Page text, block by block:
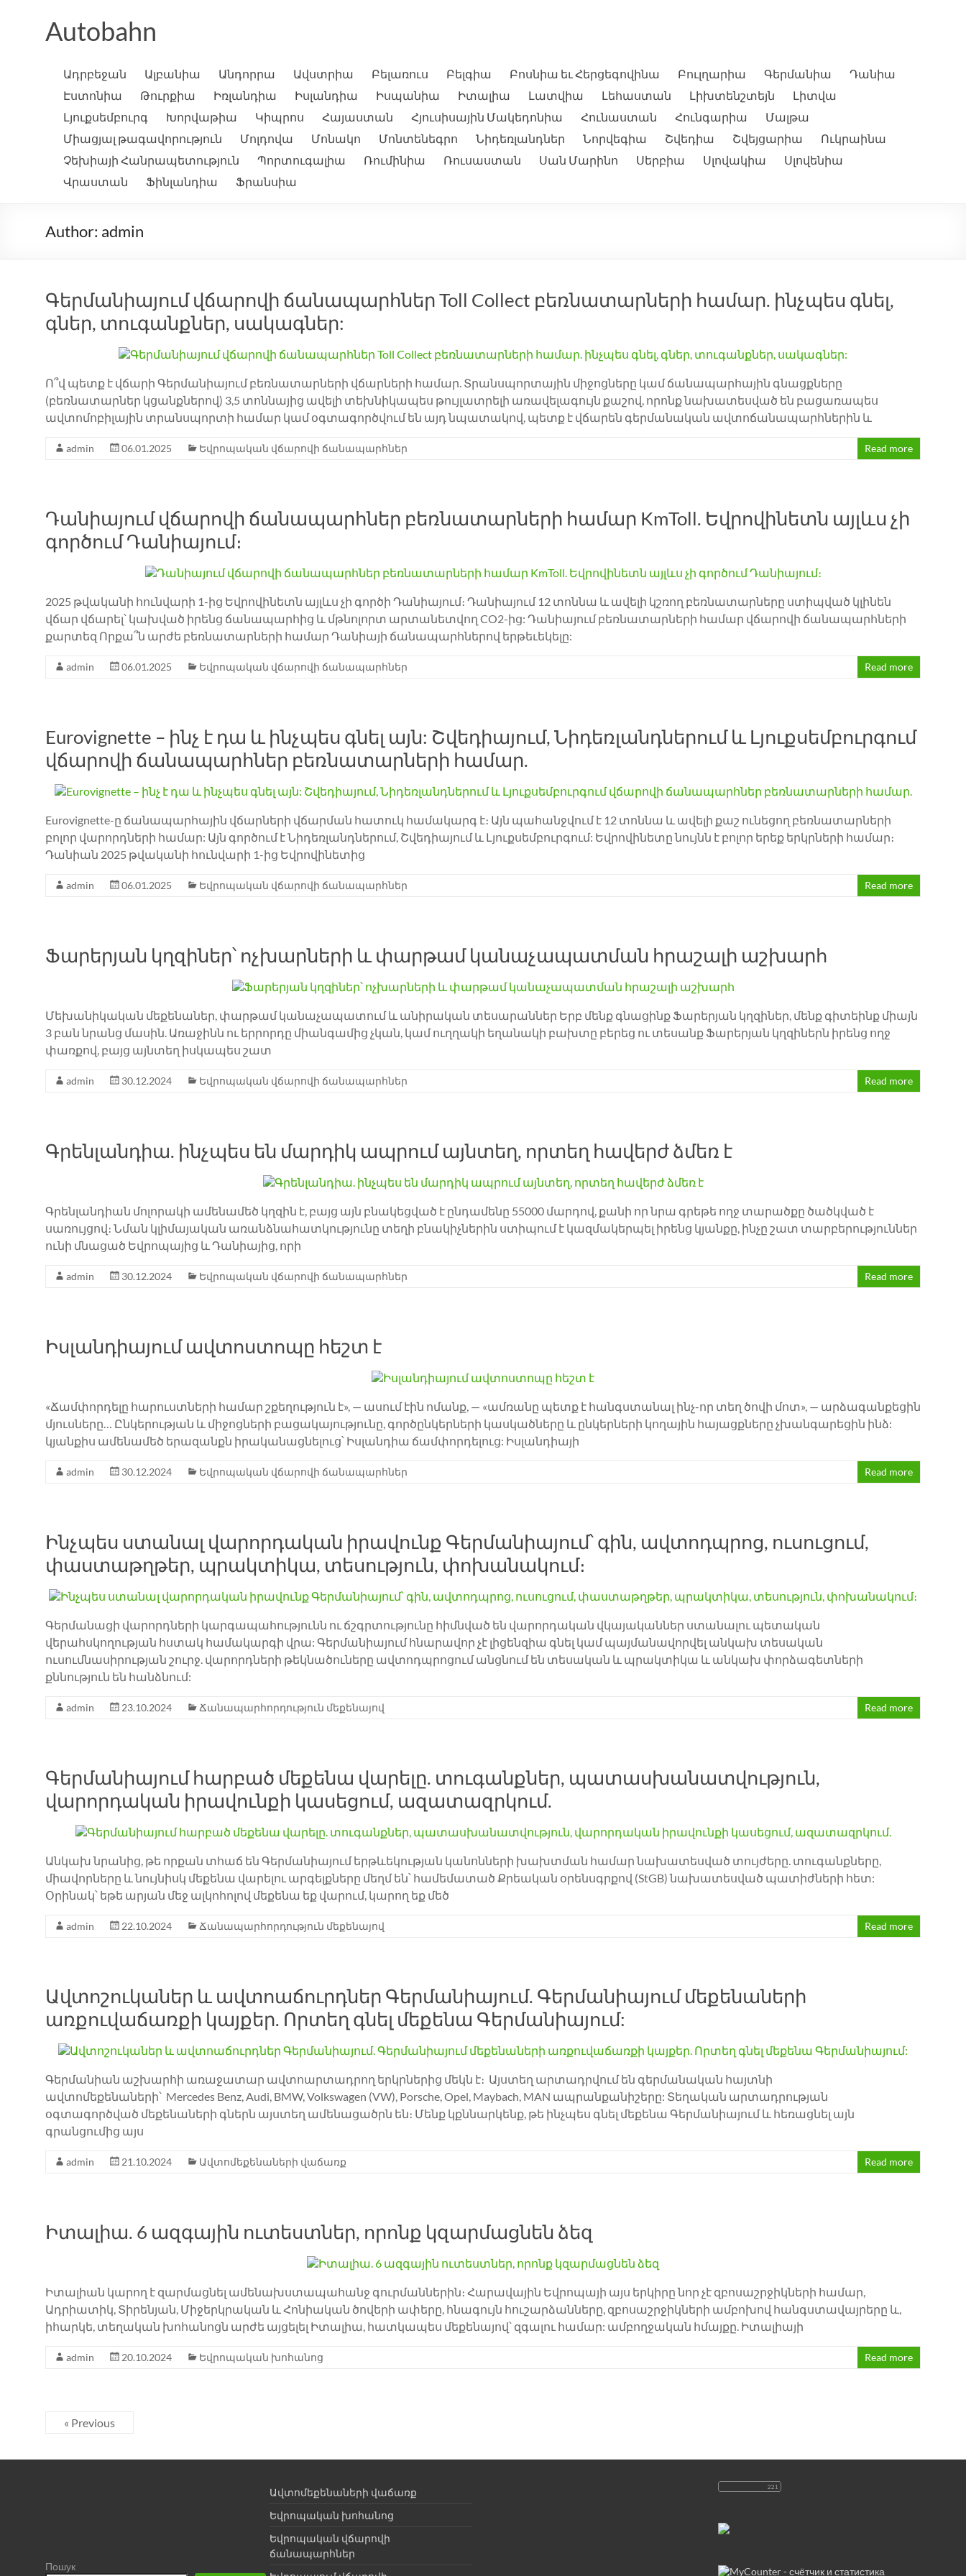
Autobahn
Ադրբեջան Ալբանիա Անդորրա Ավստրիա Բելառուս Բելգիա Բոսնիա եւ Հերցեգովինա Բուլղարիա Գերմանիա
Դանիա
Էստոնիա
Թուրքիա Իռլանդիա Իսլանդիա Իսպանիա Իտալիա Լատվիա Լեհաստան Լիխտենշտեյն
Լիտվա
Լյուքսեմբուրգ
Խորվաթիա Կիպրոս Հայաստան Հյուսիսային Մակեդոնիա Հունաստան Հունգարիա
Մալթա
Միացյալ թագավորություն
Մոլդովա Մոնակո Մոնտենեգրո Նիդեռլանդներ Նորվեգիա Շվեդիա Շվեյցարիա
Ուկրաինա
Չեխիայի Հանրապետություն
Պորտուգալիա Ռումինիա Ռուսաստան Սան Մարինո Սերբիա Սլովակիա
Սլովենիա
Վրաստան
Ֆինլանդիա Ֆրանսիա
Author: admin
Գերմանիայում վճարովի ճանապարհներ Toll Collect բեռնատարների համար. ինչպես գնել,
գներ, տուգանքներ, սակագներ:
Ո՞վ պետք է վճարի Գերմանիայում բեռնատարների վճարների համար. Տրանսպորտային միջոցները կամ ճանապարհային գնացքները
(բեռնատարներ կցանքներով) 3,5 տոննայից ավելի տեխնիկապես թույլատրելի առավելագույն քաշով, որոնք նախատեսված են բացառապես
ավտոմոբիլային տրանսպորտի համար կամ օգտագործվում են այդ նպատակով, պետք է վճարեն գերմանական ավտոճանապարհներին և
admin 06.01.2025 Եվրոպական վճարովի ճանապարհներ Read more
Դանիայում վճարովի ճանապարհներ բեռնատարների համար KmToll. Եվրովինետն այլևս չի
գործում Դանիայում։
2025 թվականի հունվարի 1-ից Եվրովինետն այլևս չի գործի Դանիայում։ Դանիայում 12 տոննա և ավելի կշռող բեռնատարները ստիպված կլինեն
վճար վճարել՝ կախված իրենց ճանապարհից և մթնոլորտ արտանետվող CO2-ից: Դանիայում բեռնատարների համար վճարովի ճանապարհների
քարտեզ Որքա՞ն արժե բեռնատարների համար Դանիայի ճանապարհներով երթեւեկելը:
admin 06.01.2025 Եվրոպական վճարովի ճանապարհներ Read more
Eurovignette – ինչ է դա և ինչպես գնել այն: Շվեդիայում, Նիդեռլանդներում և Լյուքսեմբուրգում
վճարովի ճանապարհներ բեռնատարների համար.
Eurovignette-ը ճանապարհային վճարների վճարման հատուկ համակարգ է։ Այն պահանջվում է 12 տոննա և ավելի քաշ ունեցող բեռնատարների
բոլոր վարորդների համար: Այն գործում է Նիդեռլանդներում, Շվեդիայում և Լյուքսեմբուրգում: Եվրովինետը նույնն է բոլոր երեք երկրների համար։
Դանիան 2025 թվականի հունվարի 1-ից Եվրովինետից
admin 06.01.2025 Եվրոպական վճարովի ճանապարհներ Read more
Ֆարերյան կղզիներ՝ ոչխարների և փարթամ կանաչապատման հրաշալի աշխարհ
Մեխանիկական մեքենաներ, փարթամ կանաչապատում և անիրական տեսարաններ Երբ մենք գնացինք Ֆարերյան կղզիներ, մենք գիտեինք միայն
3 բան նրանց մասին. Առաջինն ու երրորդը միանգամից չկան, կամ ուղղակի եղանակի բախտը բերեց ու տեսանք Ֆարերյան կղզիներն իրենց ողջ
փառքով, բայց այնտեղ իսկապես շատ
admin 30.12.2024 Եվրոպական վճարովի ճանապարհներ Read more
Գրենլանդիա. ինչպես են մարդիկ ապրում այնտեղ, որտեղ հավերժ ձմեռ է
Գրենլանդիան մոլորակի ամենամեծ կղզին է, բայց այն բնակեցված է ընդամենը 55000 մարդով, քանի որ նրա գրեթե ողջ տարածքը ծածկված է
սառույցով։ Նման կլիմայական առանձնահատկությունը տեղի բնակիչներին ստիպում է կազմակերպել իրենց կյանքը, ինչը շատ տարբերություններ
ունի մնացած Եվրոպայից և Դանիայից, որի
admin 30.12.2024 Եվրոպական վճարովի ճանապարհներ Read more
Իսլանդիայում ավտոստոպը հեշտ է
«Ճամփորդելը հարուստների համար շքեղություն է», — ասում էին ոմանք, — «ամռանը պետք է հանգստանալ ինչ-որ տեղ ծովի մոտ», — արձագանքեցին
մյուսները… Ընկերության և միջոցների բացակայությունը, գործընկերների կասկածները և ընկերների կողային հայացքները չխանգարեցին ինձ:
կյանքիս ամենամեծ երազանքն իրականացնելուց՝ Իսլանդիա ճամփորդելուց: Իսլանդիայի
admin 30.12.2024 Եվրոպական վճարովի ճանապարհներ Read more
Ինչպես ստանալ վարորդական իրավունք Գերմանիայում՝ գին, ավտոդպրոց, ուսուցում,
փաստաթղթեր, պրակտիկա, տեսություն, փոխանակում։
Գերմանացի վարորդների կարգապահությունն ու ճշգրտությունը հիմնված են վարորդական վկայականներ ստանալու պետական ​​
վերահսկողության հստակ համակարգի վրա: Գերմանիայում հնարավոր չէ լիցենզիա գնել կամ պայմանավորվել անկախ տեսական
ուսումնասիրության շուրջ. վարորդների թեկնածուները ավտոդպրոցում անցնում են տեսական և պրակտիկա և անկախ փորձագետների
քննություն են հանձնում:
admin 23.10.2024 Ճանապարհորդություն մեքենայով Read more
Գերմանիայում հարբած մեքենա վարելը. տուգանքներ, պատասխանատվություն,
վարորդական իրավունքի կասեցում, ազատազրկում.
Անկախ նրանից, թե որքան տհաճ են Գերմանիայում երթևեկության կանոնների խախտման համար նախատեսված տույժերը. տուգանքները,
միավորները և նույնիսկ մեքենա վարելու արգելքները մեղմ են՝ համեմատած Քրեական օրենսգրքով (StGB) նախատեսված պատիժների հետ:
Օրինակ՝ եթե արյան մեջ ալկոհոլով մեքենա եք վարում, կարող եք մեծ
admin 22.10.2024 Ճանապարհորդություն մեքենայով Read more
Ավտոշուկաներ և ավտոաճուրդներ Գերմանիայում. Գերմանիայում մեքենաների
առքուվաճառքի կայքեր. Որտեղ գնել մեքենա Գերմանիայում:
Գերմանիան աշխարհի առաջատար ավտոարտադրող երկրներից մեկն է։ Այստեղ արտադրվում են գերմանական հայտնի
ավտոմեքենաների՝ Mercedes Benz, Audi, BMW, Volkswagen (VW), Porsche, Opel, Maybach, MAN ապրանքանիշերը: Տեղական արտադրության
օգտագործված մեքենաների գներն այստեղ ամենացածրն են։ Մենք կքննարկենք, թե ինչպես գնել մեքենա Գերմանիայում և հեռացնել այն
գրանցումից այս
admin 21.10.2024 Ավտոմեքենաների վաճառք Read more
Իտալիա. 6 ազգային ուտեստներ, որոնք կզարմացնեն ձեզ
Իտալիան կարող է զարմացնել ամենախստապահանջ գուրմաններին։ Հարավային Եվրոպայի այս երկիրը նոր չէ զբոսաշրջիկների համար,
Ադրիատիկ, Տիրենյան, Միջերկրական և Հոնիական ծովերի ափերը, հնագույն հուշարձանները, զբոսաշրջիկների ամբոխով հանգստավայրերը և,
իհարկե, տեղական խոհանոցն արժե այցելել Իտալիա, հատկապես մեքենայով՝ զգալու համար: ամբողջական հմայքը. Իտալիայի
admin 20.10.2024 Եվրոպական խոհանոց Read more
« Previous
Пошук
Ավտոմեքենաների վաճառք
Եվրոպական խոհանոց
Եվրոպական վճարովի
ճանապարհներ